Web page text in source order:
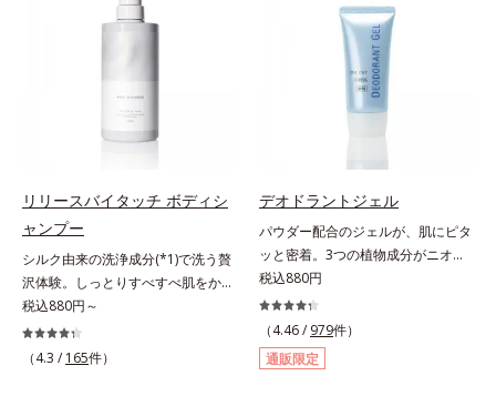
チン酸２K、アルテロモナス発酵エ
プリリルエーテル＝毛髪の水分・油
分を保ち、髪をまとまりやすく整え
っかりガードします。【ご使用方
法】手に適量をとり、日焼けを防ぎ
たい部分に、塗布後すぐに少量ずつ
ムラなくのばします。顔にもご使用
いただけますが、より美しい仕上が
りのため、顔に使用する場合は、化
とすときには洗浄料やボディ用洗浄
料を使って、ていねいに洗い流して
ください。*1 SPF50+・PA++++ オ
ルビス サンスクリーン®内ウォータ
ミセス/ハトムギ種子発酵液配合＝
保湿成分*3 保湿成分*4 乾燥など*5
カニナバラ果実エキス配合＝保湿成
整えます。寝る前に塗れば、翌朝の
コンディションが段違い！ 寝なが
ら、メイク映えするしっとりやわら
か唇を実現します。【ご使用方法】
清潔な指先またはお手持ちのリップ
ブラシに適量をとって、唇にやさし
肌に。加水分解ヒアルロン酸配合。
浸透性と水分保持力のWのうるおい
ベールで、乾燥を寄せつけないもち
肌ボディを長時間キープします。
【ご使用方法】お風呂上がりなどの
清潔な肌に適量をやさしくなじませ
リリースバイタッチ ボディシ
ャンプー
シルク由来の洗浄成分(*1)で洗う贅
沢体験。しっとりすべすべ肌をかな
えるボディシャンプー。リリースバ
イタッチ ボディシャンプーふわも
こ濃密泡がからだをやさしく包み、
税込880円～
（4.3 / 165件）
デオドラントジェル
パウダー配合のジェルが、肌にピタ
ッと密着。3つの植物成分がニオイ
を防ぐ。気になる汗や汗ジミ、ニオ
イの対策に薬用エチケットアイテ
ム。パウダー配合のジェルが、肌に
ピタッと密着。3つの植物成分がニ
オイを防ぎ、わずかなニオイもしっ
税込880円
（4.46 / 979件）
通販限定